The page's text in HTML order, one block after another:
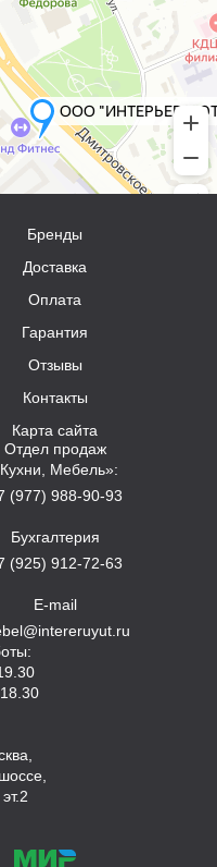
Бренды
Доставка
Оплата
Гарантия
Отзывы
Контакты
Карта сайта
Отдел продаж
Мебель»:
(977) 988-90-93
Бухгалтерия
(925) 912-72-63
E-mail